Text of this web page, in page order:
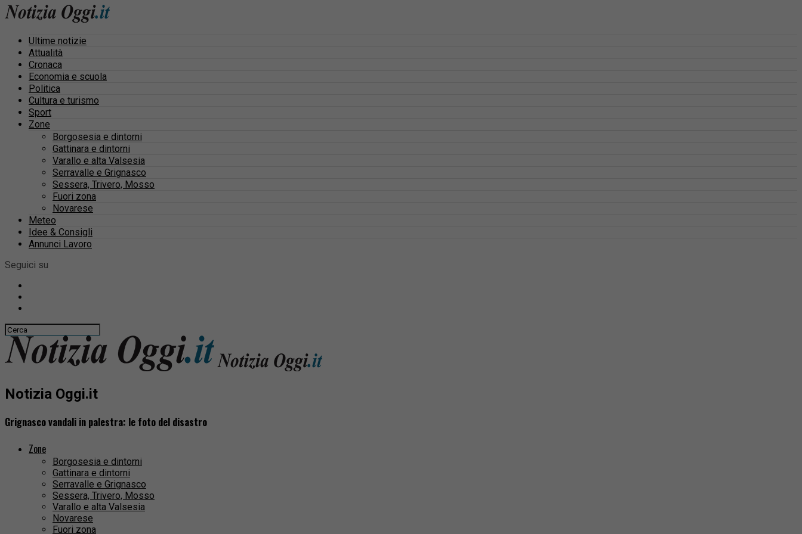
Ultime notizie
Attualità
Cronaca
Economia e scuola
Politica
Cultura e turismo
Sport
Zone
Borgosesia e dintorni
Gattinara e dintorni
Varallo e alta Valsesia
Serravalle e Grignasco
Sessera, Trivero, Mosso
Fuori zona
Novarese
Meteo
Idee & Consigli
Annunci Lavoro
Seguici su
Notizia Oggi.it
Grignasco vandali in palestra: le foto del disastro
Zone
Borgosesia e dintorni
Gattinara e dintorni
Serravalle e Grignasco
Sessera, Trivero, Mosso
Varallo e alta Valsesia
Novarese
Fuori zona